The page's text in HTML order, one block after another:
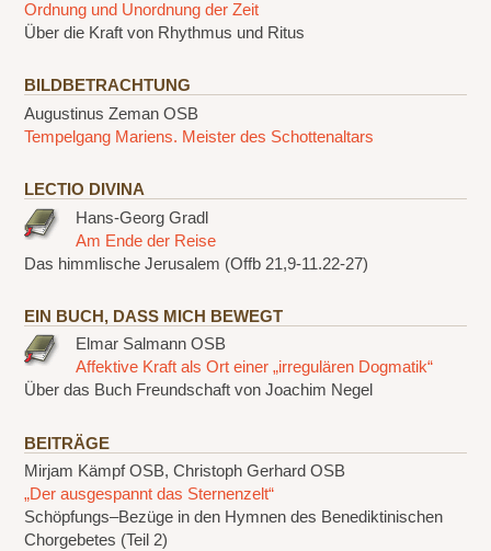
Ordnung und Unordnung der Zeit
Über die Kraft von Rhythmus und Ritus
BILDBETRACHTUNG
Augustinus Zeman OSB
Tempelgang Mariens. Meister des Schottenaltars
LECTIO DIVINA
Hans-Georg Gradl
Am Ende der Reise
Das himmlische Jerusalem (Offb 21,9-11.22-27)
EIN BUCH, DASS MICH BEWEGT
Elmar Salmann OSB
Affektive Kraft als Ort einer „irregulären Dogmatik“
Über das Buch Freundschaft von Joachim Negel
BEITRÄGE
Mirjam Kämpf OSB, Christoph Gerhard OSB
„Der ausgespannt das Sternenzelt“
Schöpfungs–Bezüge in den Hymnen des Benediktinischen
Chorgebetes (Teil 2)